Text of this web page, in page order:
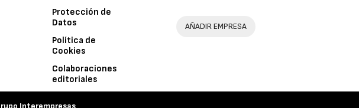
Protección de
Datos
Política de
Cookies
Colaboraciones
editoriales
AÑADIR EMPRESA
Interempresas